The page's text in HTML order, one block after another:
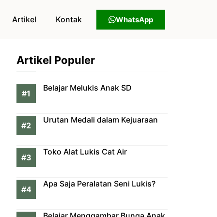
Artikel Kontak WhatsApp
Artikel Populer
Belajar Melukis Anak SD
Urutan Medali dalam Kejuaraan
Toko Alat Lukis Cat Air
Apa Saja Peralatan Seni Lukis?